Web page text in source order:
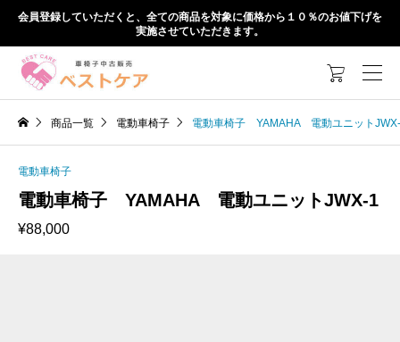
会員登録していただくと、全ての商品を対象に価格から１０％のお値下げを
実施させていただきます。

商品一覧 電動車椅子 電動車椅子 YAMAHA 電動ユニット
電動車椅子
電動車椅子 YAMAHA 電動ユニットJWX-1
¥88,000